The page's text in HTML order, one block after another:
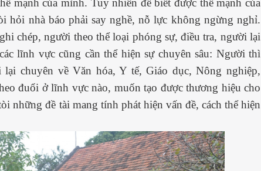
mạnh của mình. Tuy nhiên để biết được thế mạnh của
hỏi nhà báo phải say nghề, nỗ lực không ngừng nghỉ.
chép, người theo thể loại phóng sự, điều tra, người lại
lĩnh vực cũng cần thể hiện sự chuyên sâu: Người thì
chuyên về Văn hóa, Y tế, Giáo dục, Nông nghiệp,
đuổi ở lĩnh vực nào, muốn tạo được thương hiệu cho
những đề tài mang tính phát hiện vấn đề, cách thể hiện